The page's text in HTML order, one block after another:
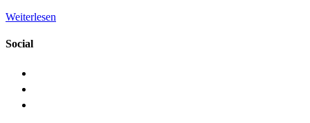
Weiterlesen
Social